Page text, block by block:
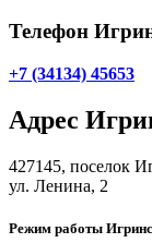
Телефон
+7 (34134) 45653
Адрес
427145, поселок
ул. Ленина, 2
Режим работы